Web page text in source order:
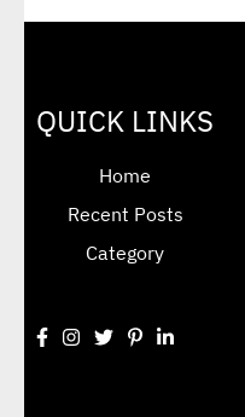
QUICK LINKS
Home
Recent Posts
Category